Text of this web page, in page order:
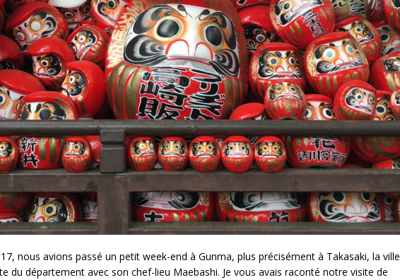
nous avions passé un petit week-end à Gunma, plus précisément à Takasaki, la ville
du département avec son chef-lieu Maebashi. Je vous avais raconté notre visite de